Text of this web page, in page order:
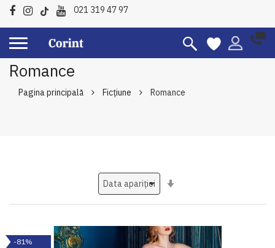
021 319 47 97
Romance
Pagina principală Ficțiune Romance
-81%